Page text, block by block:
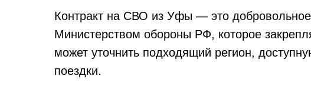
Контракт на СВО из Уфы — это
Министерством обороны РФ, которое
может уточнить подходящий регион,
поездки.